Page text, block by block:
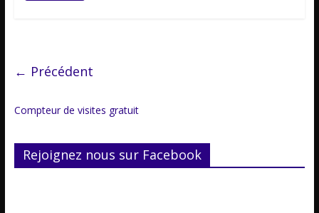
← Précédent
Compteur de visites gratuit
Rejoignez nous sur Facebook